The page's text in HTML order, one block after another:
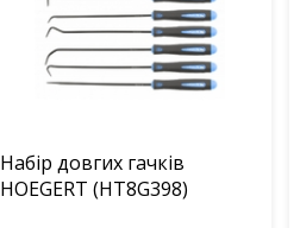
Набір довгих гачків
HOEGERT (HT8G398)